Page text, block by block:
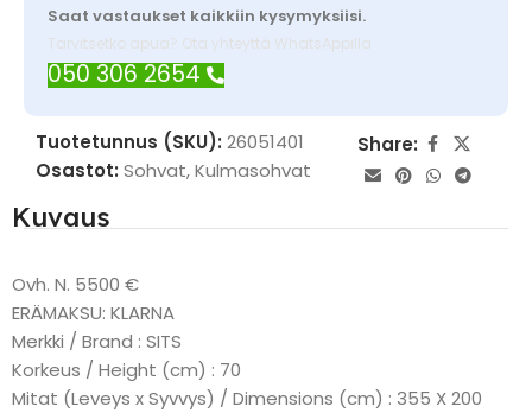
Saat vastaukset kaikkiin kysymyksiisi.
Tarvitsetko apua? Ota yhteyttä WhatsAppilla
050 306 2654
Tuotetunnus (SKU): 26051401
Osastot: Sohvat,Kulmasohvat
Share:
Kuvaus
Ovh. N. 5500 €
ERÄMAKSU: KLARNA
Merkki / Brand : SITS
Korkeus / Height (cm) : 70
Mitat (Leveys x Syvvys) / Dimensions (cm) : 355 X 200